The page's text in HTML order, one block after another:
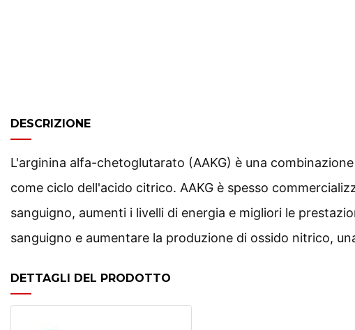
DESCRIZIONE
L'arginina alfa-chetoglutarato (AAKG) è una
come ciclo dell'acido citrico. AAKG è spesso
sanguigno, aumenti i livelli di energia e migliori le
sanguigno e aumentare la produzione di ossido nitrico,
DETTAGLI DEL PRODOTTO